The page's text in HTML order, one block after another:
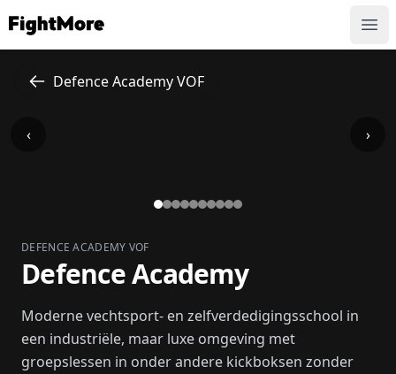
FightMore
Defence Academy VOF
‹ ›
DEFENCE ACADEMY VOF
Defence Academy
Moderne vechtsport- en zelfverdedigingsschool in
een industriële, maar luxe omgeving met
groepslessen in onder andere kickboksen zonder